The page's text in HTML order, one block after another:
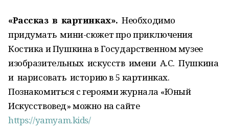
«Рассказ в картинках».Необходимо
придумать мини-сюжет про приключения
Костика и Пушкина в Государственном музее
изобразительных искусств имени А.С. Пушкина
и нарисовать историю в 5 картинках.
Познакомиться с героями журнала «Юный
Искусствовед» можно на сайте
https://yamyam.kids/